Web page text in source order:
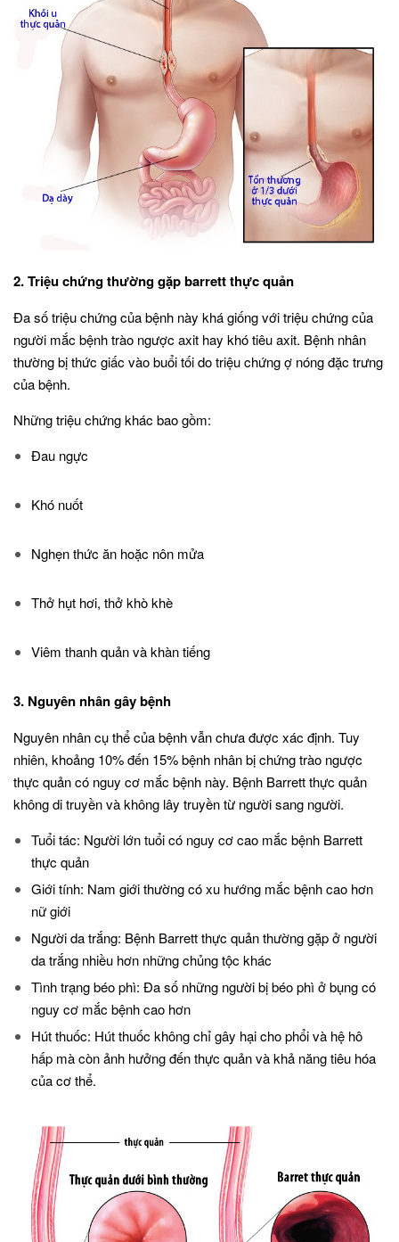
2. Triệu chứng thường gặp barrett thực quản
Đa số triệu chứng của bệnh này khá giống với triệu chứng của
người mắc bệnh trào ngược axit hay khó tiêu axit. Bệnh nhân
thường bị thức giấc vào buổi tối do triệu chứng ợ nóng đặc trưng
của bệnh.
Những triệu chứng khác bao gồm:
Đau ngực
Khó nuốt
Nghẹn thức ăn hoặc nôn mửa
Thở hụt hơi, thở khò khè
Viêm thanh quản và khàn tiếng
3. Nguyên nhân gây bệnh
Nguyên nhân cụ thể của bệnh vẫn chưa được xác định. Tuy
nhiên, khoảng 10% đến 15% bệnh nhân bị chứng trào ngược
thực quản có nguy cơ mắc bệnh này. Bệnh Barrett thực quản
không di truyền và không lây truyền từ người sang người.
Tuổi tác: Người lớn tuổi có nguy cơ cao mắc bệnh Barrett
thực quản
Giới tính: Nam giới thường có xu hướng mắc bệnh cao hơn
nữ giới
Người da trắng: Bệnh Barrett thực quản thường gặp ở người
da trắng nhiều hơn những chủng tộc khác
Tình trạng béo phì: Đa số những người bị béo phì ở bụng có
nguy cơ mắc bệnh cao hơn
Hút thuốc: Hút thuốc không chỉ gây hại cho phổi và hệ hô
hấp mà còn ảnh hưởng đến thực quản và khả năng tiêu hóa
của cơ thể.